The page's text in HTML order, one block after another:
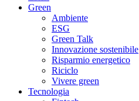
Green
Ambiente
ESG
Green Talk
Innovazione sostenibile
Risparmio energetico
Riciclo
Vivere green
Tecnologia